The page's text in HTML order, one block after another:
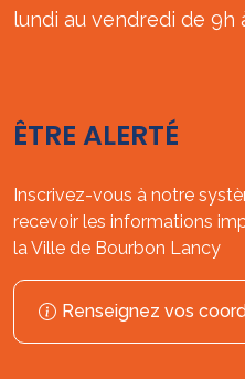
lundi au vendredi de 9h
ÊTRE ALERTÉ
Inscrivez-vous à notre
recevoir les informations
la Ville de Bourbon Lancy
Renseignez vos